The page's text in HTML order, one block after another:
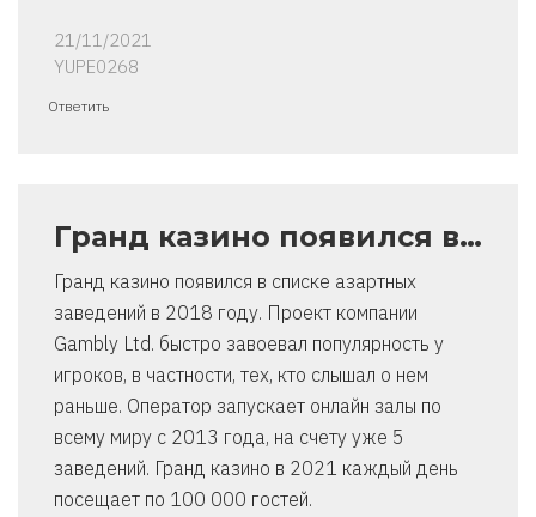
21/11/2021
YUPE0268
Ответить
Гранд казино появился в…
Гранд казино появился в списке азартных
заведений в 2018 году. Проект компании
Gambly Ltd. быстро завоевал популярность у
игроков, в частности, тех, кто слышал о нем
раньше. Оператор запускает онлайн залы по
всему миру с 2013 года, на счету уже 5
заведений. Гранд казино в 2021 каждый день
посещает по 100 000 гостей.